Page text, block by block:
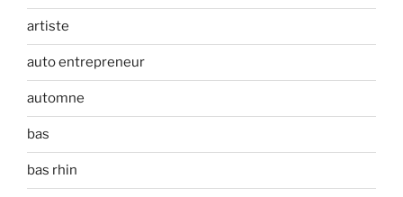
artiste
auto entrepreneur
automne
bas
bas rhin